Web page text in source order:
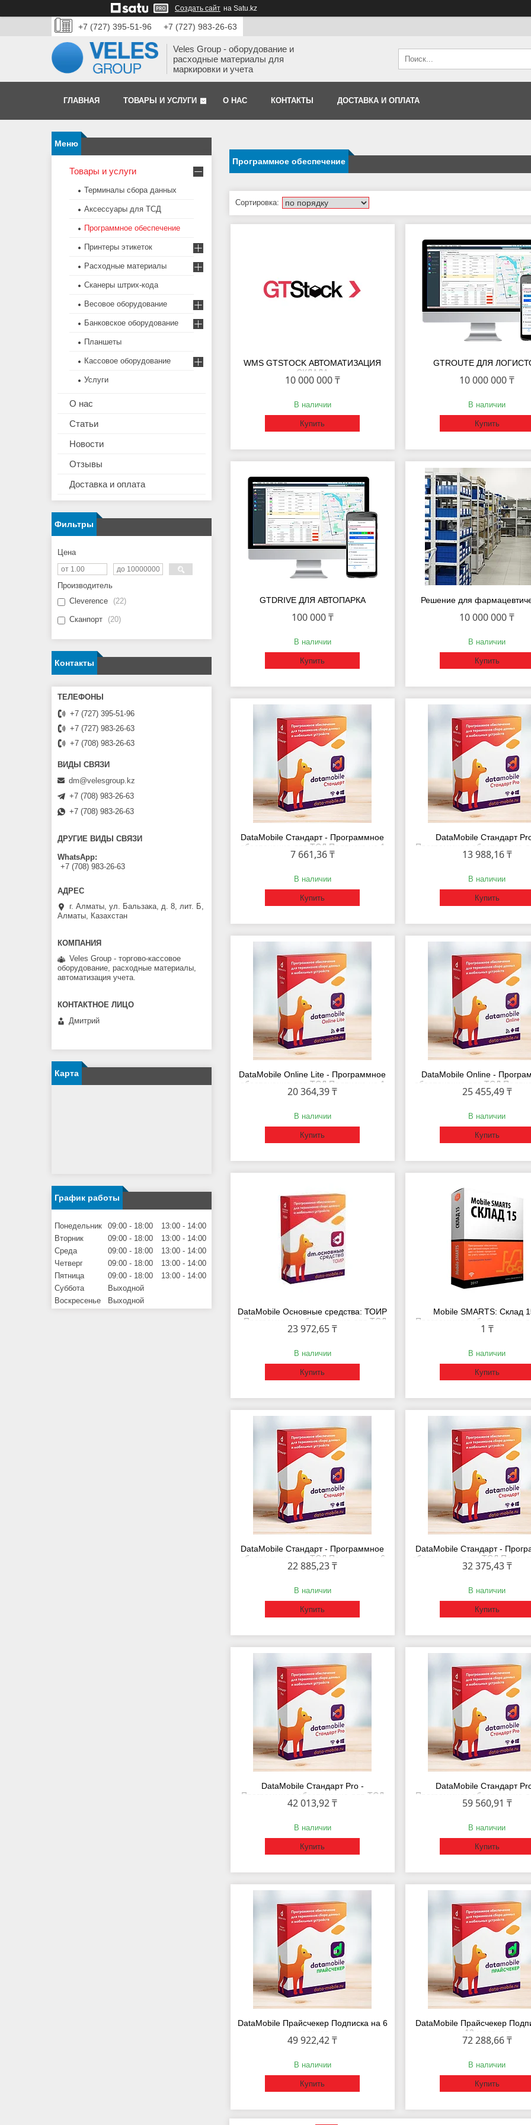
Создать сайт на Satu.kz
+7 (727) 395-51-96 +7 (727) 983-26-63
Veles Group - оборудование и
расходные материалы для
маркировки и учета
ГЛАВНАЯ ТОВАРЫ И УСЛУГИ О НАС КОНТАКТЫ ДОСТАВКА И ОПЛАТА
Программное обеспечение
WMS GTSTOCK АВТОМАТИЗАЦИЯ
СКЛАДА
10 000 000 ₸
В наличии
Купить
GTROUTE ДЛЯ
10 000 000 ₸
В наличии
Купить
GTDRIVE ДЛЯ АВТОПАРКА
100 000 ₸
В наличии
Купить
Решение для
10 000 000 ₸
В наличии
Купить
DataMobile Стандарт - Программное
обеспечение для ТСД Подписка на 1
месяц
7 661,36 ₸
В наличии
Купить
DataMobile Стандарт
Программное обеспечение
Подписка на 1 месяц
13 988,16 ₸
В наличии
Купить
DataMobile Online Lite - Программное
обеспечение для ТСД Подписка на 1
месяц
20 364,39 ₸
В наличии
Купить
DataMobile Online -
обеспечение для ТСД
месяц
25 455,49 ₸
В наличии
Купить
DataMobile Основные средства: ТОИР
- Программное обеспечение для ТСД
Подписка на 1 месяц
23 972,65 ₸
В наличии
Купить
Mobile SMARTS: Склад
Программное обеспечение
WH15M-1CANY «Склад
1 ₸
В наличии
Купить
DataMobile Стандарт - Программное
обеспечение для ТСД Подписка на 6
месяцев
22 885,23 ₸
В наличии
Купить
DataMobile Стандарт -
обеспечение для ТСД
месяцев
32 375,43 ₸
В наличии
Купить
DataMobile Стандарт Pro -
Программное обеспечение для ТСД
Подписка на 6 месяцев
42 013,92 ₸
В наличии
Купить
DataMobile Стандарт
Программное обеспечение
Подписка на 12 месяцев
59 560,91 ₸
В наличии
Купить
DataMobile Прайсчекер Подписка на 6
49 922,42 ₸
В наличии
Купить
DataMobile Прайсчекер
12 месяцев
72 288,66 ₸
В наличии
Купить
Товары и услуги
Терминалы сбора данных
Аксессуары для ТСД
Программное обеспечение
Принтеры этикеток
Расходные материалы
Сканеры штрих-кода
Весовое оборудование
Банковское оборудование
Планшеты
Кассовое оборудование
Услуги
О нас
Статьи
Новости
Отзывы
Доставка и оплата
Фильтры
Цена
Производитель
Cleverence
22
Сканпорт 20
Контакты
+7 (727) 395-51-96
+7 (727) 983-26-63
+7 (708) 983-26-63
dm@velesgroup.kz
+7 (708) 983-26-63
+7 (708) 983-26-63
ДРУГИЕ ВИДЫ СВЯЗИ
WhatsApp
+7 (708) 983-26-63
г. Алматы, ул. Бальзака, д. 8, лит. Б,
Алматы, Казахстан
Veles Group - торгово-кассовое
оборудование, расходные материалы,
автоматизация учета.
Дмитрий
Карта
График работы
Понедельник 09:00 18:00 13:00
14:00
Вторник
09:00 18:00 13:00
14:00
Среда
09:00 18:00 13:00
14:00
Четверг
09:00 18:00 13:00
14:00
Пятница
09:00 18:00 13:00
14:00
Суббота
Выходной
Воскресенье
Выходной